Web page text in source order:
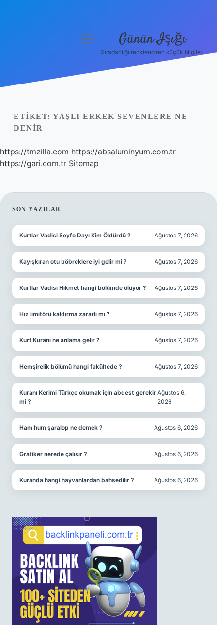
Yasal Uyarı
menüyü
Günün Işığı
Sıradanlığı renklendiren küçük bilgiler.
ETIKET: YAŞLI ERKEK SEVENLERE NE
DENIR
https://tmzilla.com https://absaluminyum.com.tr
https://gari.com.tr Sitemap
SIDEBAR
SON YAZILAR
Kurtlar Vadisi Seyfo Dayı Kim Öldürdü ? Ağustos 7, 2026
Kayışkıran otu böbreklere iyi gelir mi ? Ağustos 7, 2026
Kurtlar Vadisi Hikmet hangi bölümde ölüyor ? Ağustos 7, 2026
Hız limitörü kaldırma zararlı mı ? Ağustos 7, 2026
Kurt Kuranı ne anlama gelir ? Ağustos 7, 2026
Hemşirelik bölümü hangi fakültede ? Ağustos 7, 2026
Kuranı Kerimi Türkçe okumak için abdest gerekir
mi ?
Ağustos 6,
2026
Ham hum şaralop ne demek ? Ağustos 6, 2026
Grafiker nerede çalışır ? Ağustos 6, 2026
Kuranda hangi hayvanlardan bahsedilir ? Ağustos 6, 2026